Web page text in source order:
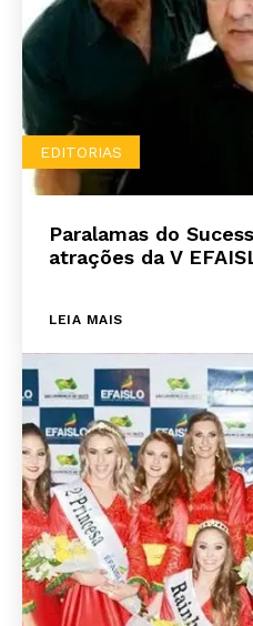
EDITORIAS
Paralamas do
atrações da V
LEIA MAIS